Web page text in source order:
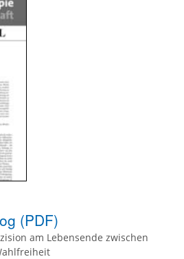
(PDF)
am Lebensende zwischen